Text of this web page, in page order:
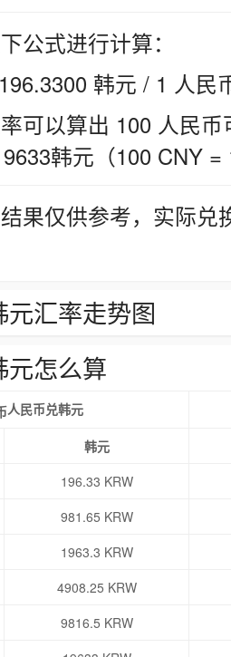
公式进行计算：
韩元 / 1 人民
可以算出 100 人民
韩元（100 CNY =
果仅供参考，实际
元汇率走势图
元怎么算
人民币兑韩元
韩元
196.33 KRW
981.65 KRW
1963.3 KRW
4908.25 KRW
9816.5 KRW